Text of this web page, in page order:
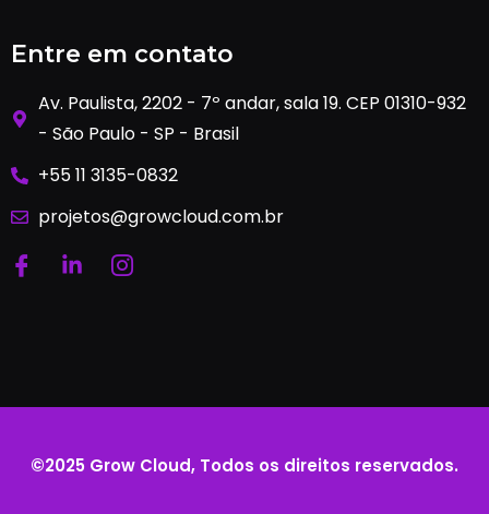
Entre em contato
Av. Paulista, 2202 - 7º andar, sala 19. CEP 01310-932
- São Paulo - SP - Brasil
+55 11 3135-0832
projetos@growcloud.com.br
©2025 Grow Cloud, Todos os direitos reservados.